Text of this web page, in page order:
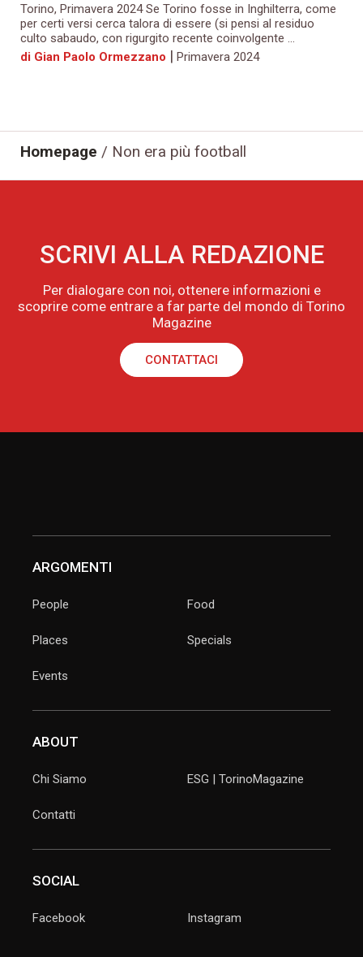
Torino, Primavera 2024 Se Torino fosse in Inghilterra, come
per certi versi cerca talora di essere (si pensi al residuo
culto sabaudo, con rigurgito recente coinvolgente ...
di Gian Paolo Ormezzano | Primavera 2024
Homepage / Non era più football
SCRIVI ALLA REDAZIONE
Per dialogare con noi, ottenere informazioni e
scoprire come entrare a far parte del mondo di Torino
Magazine
CONTATTACI
ARGOMENTI
People
Places
Events
Food
Specials
ABOUT
Chi Siamo
Contatti
ESG | TorinoMagazine
SOCIAL
Facebook Instagram